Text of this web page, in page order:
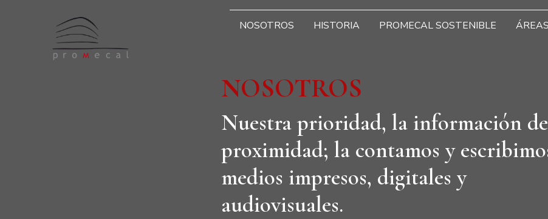
NOSOTROS HISTORIA PROMECAL SOSTENIBLE
NOSOTROS
Nuestra prioridad, la información de
proximidad; la contamos y
medios impresos, digitales y
audiovisuales.